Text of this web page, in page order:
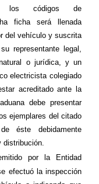
los códigos de
ficha será llenada
del vehículo y suscrita
representante legal,
o jurídica, y un
electricista colegiado
acreditado ante la
debe presentar
ejemplares del citado
éste debidamente
por la Entidad
efectuó la inspección